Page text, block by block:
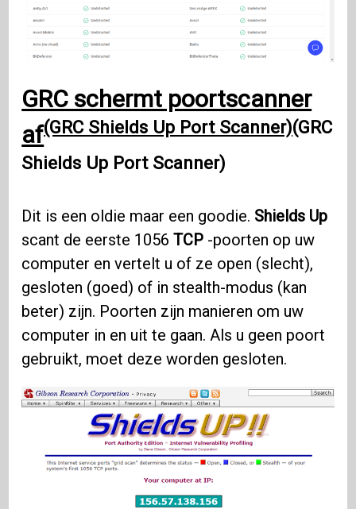
GRC schermt poortscanner
af(GRC Shields Up Port Scanner)(GRC
Shields Up Port Scanner)
Dit is een oldie maar een goodie. Shields Up
scant de eerste 1056TCP -poorten op uw
computer en vertelt u of ze open (slecht),
gesloten (goed) of in stealth-modus (kan
beter) zijn. Poorten zijn manieren om uw
computer in en uit te gaan. Als u geen poort
gebruikt, moet deze worden gesloten.